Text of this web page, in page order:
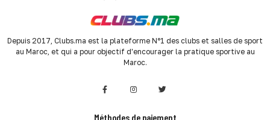
Depuis 2017, Clubs.ma est la plateforme N°1 des clubs et salles de sport
au Maroc, et qui a pour objectif d'encourager la pratique sportive au
Maroc.
Méthodes de paiement